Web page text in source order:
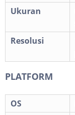
Ukuran
Resolusi
PLATFORM
OS